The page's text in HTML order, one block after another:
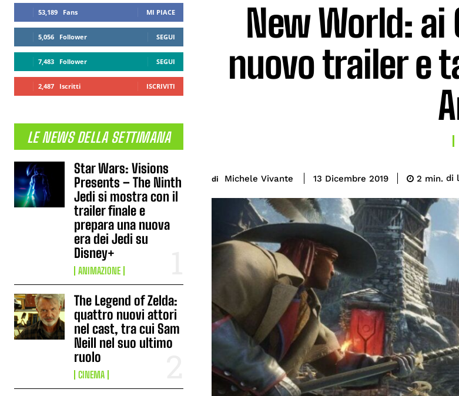
53,189 Fans MI PIACE
5,056 Follower SEGUI
7,483 Follower SEGUI
2,487 Iscritti ISCRIVITI
LE NEWS DELLA SETTIMANA
Star Wars: Visions
Presents – The Ninth
Jedi si mostra con il
trailer finale e
prepara una nuova
era dei Jedi su
Disney+
ANIMAZIONE
The Legend of Zelda:
quattro nuovi attori
nel cast, tra cui Sam
Neill nel suo ultimo
ruolo
CINEMA
New World: ai
nuovo trailer e
di Michele Vivante 13 Dicembre 2019 2 min. di